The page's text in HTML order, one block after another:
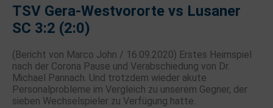
TSV Gera-Westvororte vs Lusaner
SC 3:2 (2:0)
(Bericht von Marco John / 16.09.2020) Erstes Heimspiel
nach der Corona Pause und Verabschiedung von Dr.
Michael Pannach. Und trotzdem wieder akute
Personalprobleme im Vergleich zu unserem Gegner, der
sieben Wechselspieler zu Verfügung hatte.